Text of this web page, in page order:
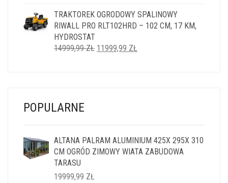
WYNOSIŁA:
2499,99 ZŁ.
WYNOSI:
1999,99 ZŁ.
TRAKTOREK OGRODOWY SPALINOWY
RIWALL PRO RLT102HRD – 102 CM, 17 KM,
HYDROSTAT
14999,99ZŁ PIERWOTNA
11999,99 ZŁ
POPULARNE
ALTANA PALRAM ALUMINIUM 425X 295X 310
CM OGRÓD ZIMOWY WIATA ZABUDOWA
TARASU
19999,99 ZŁ